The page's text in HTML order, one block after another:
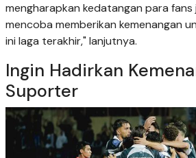
mengharapkan kedatangan para fans
mencoba memberikan kemenangan
ini laga terakhir," lanjutnya.
Ingin Hadirkan
Suporter